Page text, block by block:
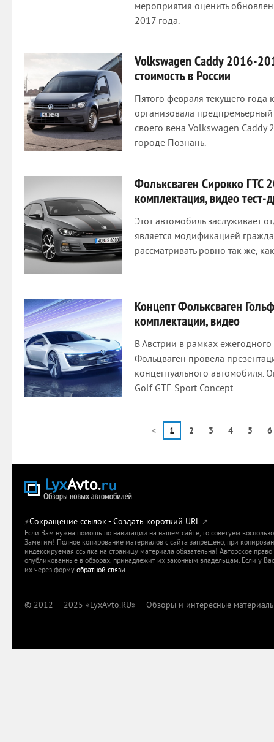
мероприятия оценить
2017 года.
Volkswagen Caddy 2016-
стоимость в России
Пятого февраля текущего
организовала
своего вена Volkswagen
городе Познань.
Фольксваген Сирокко
комплектация, видео тест-
Этот автомобиль заслуживает
является модификацией
рассматривать ровно так же,
Концепт Фольксваген
комплектации, видео
В Австрии в рамках
Фольцваген провела
концептуального автомобиля.
Golf GTE Sport Concept.
< 1 2 3 4 5 6
⚡Сокращение ссылок - Создать короткий URL ↗
Если Вам нужна помощь по навигации на нашем сайте, то советуем
Заметим! Полное копирование материалов с сайта запрещено, при
индексируемая ссылка на страницу материала обязательна! Авторское
опубликованные в обзорах, принадлежит их законным владельцам. Если у
их через форму обратной связи.
© 2012 — 2025 «LyxAvto.RU» — Обзоры и интересные